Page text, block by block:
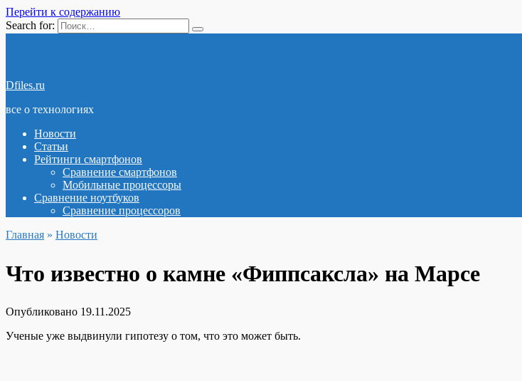
Перейти к содержанию
Search for:
Dfiles.ru
все о технологиях
Новости
Статьи
Рейтинги смартфонов
Сравнение смартфонов
Мобильные процессоры
Сравнение ноутбуков
Сравнение процессоров
Главная » Новости
Что известно о камне «Фиппсаксла» на Марсе
Опубликовано 19.11.2025
Ученые уже выдвинули гипотезу о том, что это может быть.